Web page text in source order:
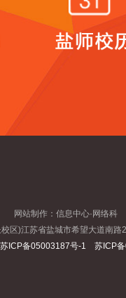
网站制作：信息中心·网络
区)江苏省盐城市希望大道南
苏ICP备05003187号-1 苏ICP